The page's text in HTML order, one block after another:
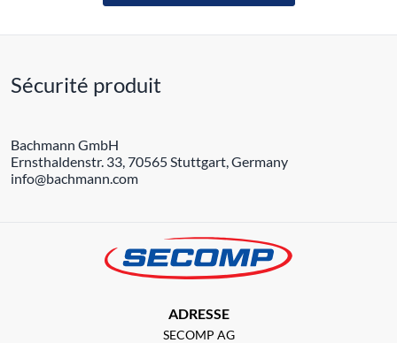
Sécurité produit
Bachmann GmbH
Ernsthaldenstr. 33, 70565 Stuttgart, Germany
info@bachmann.com
ADRESSE
SECOMP AG